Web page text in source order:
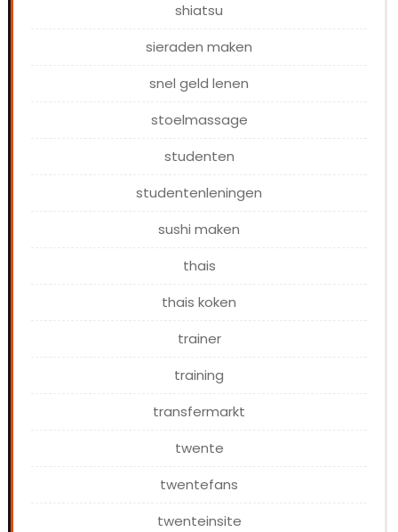
shiatsu
sieraden maken
snel geld lenen
stoelmassage
studenten
studentenleningen
sushi maken
thais
thais koken
trainer
training
transfermarkt
twente
twentefans
twenteinsite